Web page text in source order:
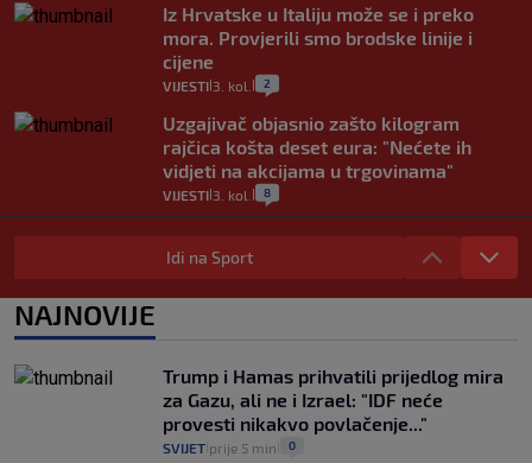
Iz Hrvatske u Italiju može se i preko
mora. Provjerili smo brodske linije i
cijene
VIJESTI 3. kol. 2
Uzgajivač objasnio zašto kilogram
rajčica košta deset eura: "Nećete ih
vidjeti na akcijama u trgovinama"
VIJESTI 3. kol. 8
Selidba je jedno od stresnijih iskustava.
Evo aktualnih cijena i nekoliko savjeta
VIJESTI 2. kol. 0
koliko iz Osijeka
VIJESTI 2. kol. 14
Idi na Sport
NAJNOVIJE
Trump i Hamas prihvatili prijedlog mira
za Gazu, ali ne i Izrael: "IDF neće
provesti nikakvo povlačenje..."
SVIJET prije 5 min 0